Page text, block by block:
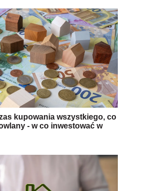
kupowania wszystkiego, co
- w co inwestować w